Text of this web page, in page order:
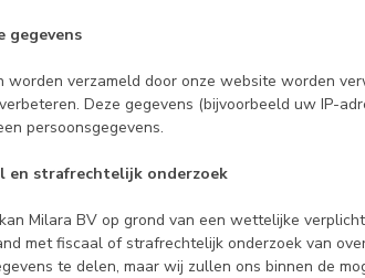
gegevens
worden verzameld door onze website worden
Deze gegevens (bijvoorbeeld uw IP-
persoonsgegevens.
en strafrechtelijk onderzoek
Milara BV op grond van een wettelijke
met fiscaal of strafrechtelijk onderzoek van
te delen, maar wij zullen ons binnen de